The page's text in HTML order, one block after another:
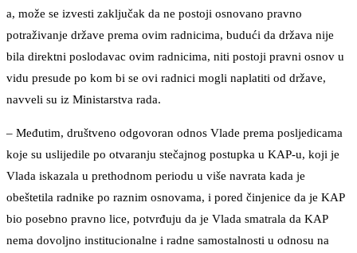
a, može se izvesti zaključak da ne postoji osnovano pravno
potraživanje države prema ovim radnicima, budući da država nije
bila direktni poslodavac ovim radnicima, niti postoji pravni osnov u
vidu presude po kom bi se ovi radnici mogli naplatiti od države,
navveli su iz Ministarstva rada.
– Međutim, društveno odgovoran odnos Vlade prema posljedicama
koje su uslijedile po otvaranju stečajnog postupka u KAP-u, koji je
Vlada iskazala u prethodnom periodu u više navrata kada je
obeštetila radnike po raznim osnovama, i pored činjenice da je KAP
bio posebno pravno lice, potvrđuju da je Vlada smatrala da KAP
nema dovoljno institucionalne i radne samostalnosti u odnosu na